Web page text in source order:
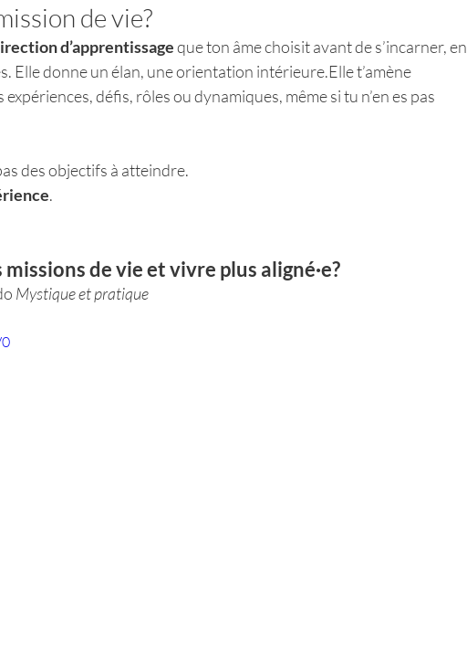
de vie?
d’apprentissage que ton âme choisit avant de s’incarner, en
Elle donne un élan, une orientation intérieure.Elle t’amène
défis, rôles ou dynamiques, même si tu n’en es pas
des objectifs à atteindre.
.
de vie et vivre plus aligné·e?
Mystique et pratique